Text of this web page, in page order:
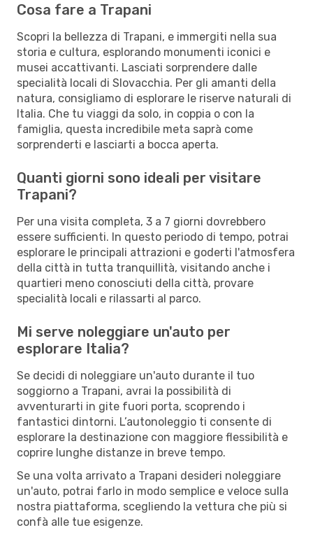
Cosa fare a Trapani
Scopri la bellezza di Trapani, e immergiti nella sua
storia e cultura, esplorando monumenti iconici e
musei accattivanti. Lasciati sorprendere dalle
specialità locali di Slovacchia. Per gli amanti della
natura, consigliamo di esplorare le riserve naturali di
Italia. Che tu viaggi da solo, in coppia o con la
famiglia, questa incredibile meta saprà come
sorprenderti e lasciarti a bocca aperta.
Quanti giorni sono ideali per visitare
Trapani?
Per una visita completa, 3 a 7 giorni dovrebbero
essere sufficienti. In questo periodo di tempo, potrai
esplorare le principali attrazioni e goderti l'atmosfera
della città in tutta tranquillità, visitando anche i
quartieri meno conosciuti della città, provare
specialità locali e rilassarti al parco.
Mi serve noleggiare un'auto per
esplorare Italia?
Se decidi di noleggiare un'auto durante il tuo
soggiorno a Trapani, avrai la possibilità di
avventurarti in gite fuori porta, scoprendo i
fantastici dintorni. L’autonoleggio ti consente di
esplorare la destinazione con maggiore flessibilità e
coprire lunghe distanze in breve tempo.
Se una volta arrivato a Trapani desideri noleggiare
un'auto, potrai farlo in modo semplice e veloce sulla
nostra piattaforma, scegliendo la vettura che più si
confà alle tue esigenze.